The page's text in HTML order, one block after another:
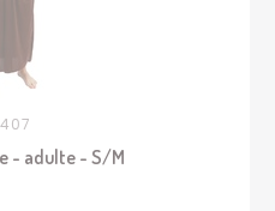
- adulte - S/M